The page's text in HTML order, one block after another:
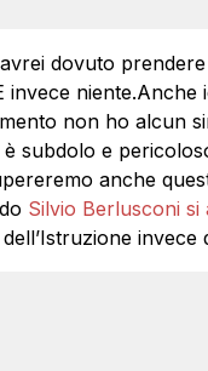
dovuto
invece niente.Anche
non ho alcun
subdolo e
anche
Silvio Berlusconi si